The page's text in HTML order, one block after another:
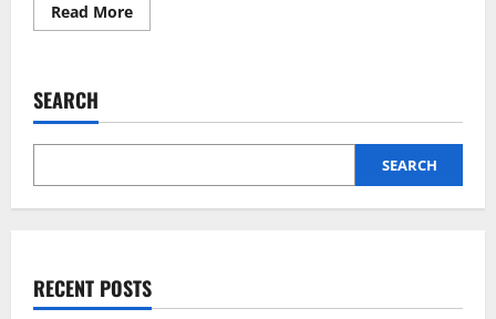
Read MoreRead
more
Alun
yang
Wisatawan
SEARCH
SEARCH
RECENT POSTS